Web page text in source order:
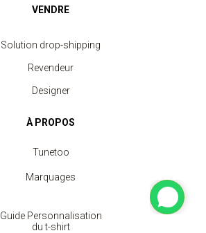
VENDRE
Solution drop-shipping
Revendeur
Designer
À PROPOS
Tunetoo
Marquages
Guide Personnalisation
du t-shirt